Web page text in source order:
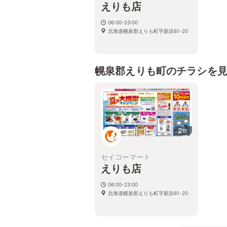
えりも店
06:00-23:00
北海道幌泉郡えりも町字新浜61-20
幌泉郡えりも町のチラシを
2枚
セイコーマート
えりも店
06:00-23:00
北海道幌泉郡えりも町字新浜61-20